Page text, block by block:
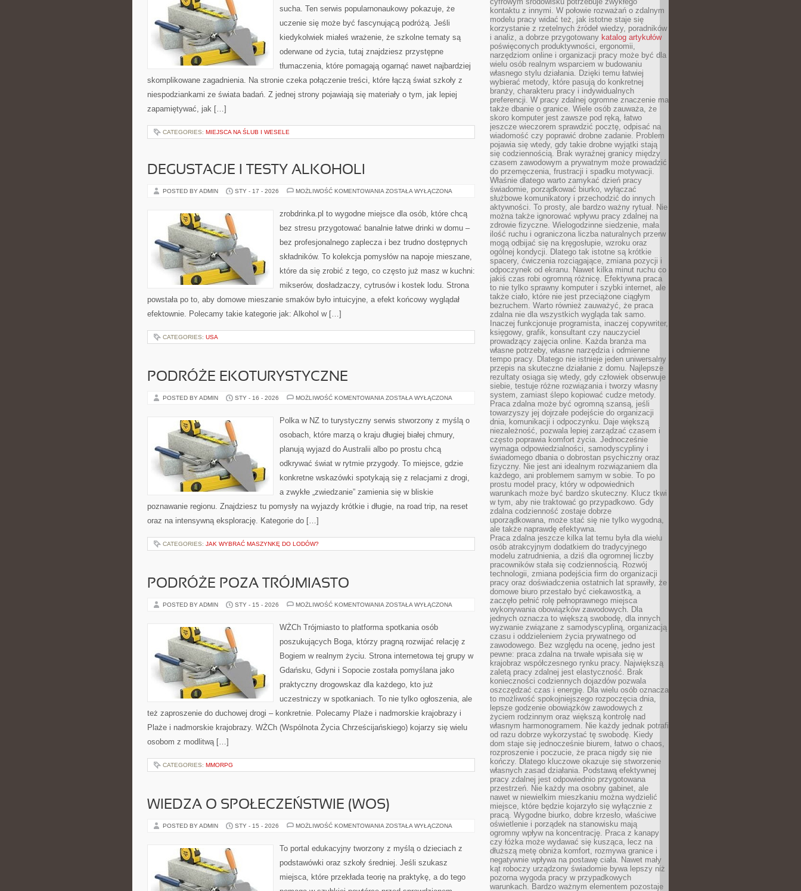
sucha. Ten serwis popularnonaukowy pokazuje, że
uczenie się może być fascynującą podróżą. Jeśli
kiedykolwiek miałeś wrażenie, że szkolne tematy są
oderwane od życia, tutaj znajdziesz przystępne
tłumaczenia, które pomagają ogarnąć nawet najbardziej
skomplikowane zagadnienia. Na stronie czeka połączenie treści, które łączą świat szkoły z
niespodziankami ze świata badań. Z jednej strony pojawiają się materiały o tym, jak lepiej
zapamiętywać, jak […]
CATEGORIES: MIEJSCA NA ŚLUB I WESELE
DEGUSTACJE I TESTY ALKOHOLI
POSTED BY ADMIN STY - 17 - 2026 MOŻLIWOŚĆ KOMENTOWANIA DEGUSTACJE
ALKOHOLI
ZOSTAŁA WYŁĄCZONA
zrobdrinka.pl to wygodne miejsce dla osób, które chcą
bez stresu przygotować banalnie łatwe drinki w domu –
bez profesjonalnego zaplecza i bez trudno dostępnych
składników. To kolekcja pomysłów na napoje mieszane,
które da się zrobić z tego, co często już masz w kuchni:
mikserów, dosładzaczy, cytrusów i kostek lodu. Strona
powstała po to, aby domowe mieszanie smaków było intuicyjne, a efekt końcowy wyglądał
efektownie. Polecamy takie kategorie jak: Alkohol w […]
CATEGORIES: USA
PODRÓŻE EKOTURYSTYCZNE
POSTED BY ADMIN STY - 16 - 2026 MOŻLIWOŚĆ KOMENTOWANIA PODRÓŻE
ZOSTAŁA WYŁĄCZONA
Polka w NZ to turystyczny serwis stworzony z myślą o
osobach, które marzą o kraju długiej białej chmury,
planują wyjazd do Australii albo po prostu chcą
odkrywać świat w rytmie przygody. To miejsce, gdzie
konkretne wskazówki spotykają się z relacjami z drogi,
a zwykłe „zwiedzanie” zamienia się w bliskie
poznawanie regionu. Znajdziesz tu pomysły na wyjazdy krótkie i długie, na road trip, na reset
oraz na intensywną eksplorację. Kategorie do […]
CATEGORIES: JAK WYBRAĆ MASZYNKĘ DO LODÓW?
PODRÓŻE POZA TRÓJMIASTO
POSTED BY ADMIN STY - 15 - 2026 MOŻLIWOŚĆ KOMENTOWANIA PODRÓŻE
ZOSTAŁA WYŁĄCZONA
WŻCh Trójmiasto to platforma spotkania osób
poszukujących Boga, którzy pragną rozwijać relację z
Bogiem w realnym życiu. Strona internetowa tej grupy w
Gdańsku, Gdyni i Sopocie została pomyślana jako
praktyczny drogowskaz dla każdego, kto już
uczestniczy w spotkaniach. To nie tylko ogłoszenia, ale
też zaproszenie do duchowej drogi – konkretnie. Polecamy Plaże i nadmorskie krajobrazy i
Plaże i nadmorskie krajobrazy. WŻCh (Wspólnota Życia Chrześcijańskiego) kojarzy się wielu
osobom z modlitwą […]
CATEGORIES: MMORPG
WIEDZA O SPOŁECZEŃSTWIE (WOS)
POSTED BY ADMIN STY - 15 - 2026 MOŻLIWOŚĆ KOMENTOWANIA WIEDZA
ZOSTAŁA WYŁĄCZONA
To portal edukacyjny tworzony z myślą o dzieciach z
podstawówki oraz szkoły średniej. Jeśli szukasz
miejsca, które przekłada teorię na praktykę, a do tego
kontaktu z innymi. W połowie rozważań o zdalnym
modelu pracy widać też, jak istotne staje się
korzystanie z rzetelnych źródeł wiedzy, poradników
i analiz, a dobrze przygotowany katalog artykułów
poświęconych produktywności, ergonomii,
narzędziom online i organizacji pracy może być dla
wielu osób realnym wsparciem w budowaniu
własnego stylu działania. Dzięki temu łatwiej
wybierać metody, które pasują do konkretnej
branży, charakteru pracy i indywidualnych
preferencji. W pracy zdalnej ogromne znaczenie ma
także dbanie o granice. Wiele osób zauważa, że
skoro komputer jest zawsze pod ręką, łatwo
jeszcze wieczorem sprawdzić pocztę, odpisać na
wiadomość czy poprawić drobne zadanie. Problem
pojawia się wtedy, gdy takie drobne wyjątki stają
się codziennością. Brak wyraźnej granicy między
czasem zawodowym a prywatnym może prowadzić
do przemęczenia, frustracji i spadku motywacji.
Właśnie dlatego warto zamykać dzień pracy
świadomie, porządkować biurko, wyłączać
służbowe komunikatory i przechodzić do innych
aktywności. To prosty, ale bardzo ważny rytuał. Nie
można także ignorować wpływu pracy zdalnej na
zdrowie fizyczne. Wielogodzinne siedzenie, mała
ilość ruchu i ograniczona liczba naturalnych przerw
mogą odbijać się na kręgosłupie, wzroku oraz
ogólnej kondycji. Dlatego tak istotne są krótkie
spacery, ćwiczenia rozciągające, zmiana pozycji i
odpoczynek od ekranu. Nawet kilka minut ruchu co
jakiś czas robi ogromną różnicę. Efektywna praca
to nie tylko sprawny komputer i szybki internet, ale
także ciało, które nie jest przeciążone ciągłym
bezruchem. Warto również zauważyć, że praca
zdalna nie dla wszystkich wygląda tak samo.
Inaczej funkcjonuje programista, inaczej copywriter,
księgowy, grafik, konsultant czy nauczyciel
prowadzący zajęcia online. Każda branża ma
własne potrzeby, własne narzędzia i odmienne
tempo pracy. Dlatego nie istnieje jeden uniwersalny
przepis na skuteczne działanie z domu. Najlepsze
rezultaty osiąga się wtedy, gdy człowiek obserwuje
siebie, testuje różne rozwiązania i tworzy własny
system, zamiast ślepo kopiować cudze metody.
Praca zdalna może być ogromną szansą, jeśli
towarzyszy jej dojrzałe podejście do organizacji
dnia, komunikacji i odpoczynku. Daje większą
niezależność, pozwala lepiej zarządzać czasem i
często poprawia komfort życia. Jednocześnie
wymaga odpowiedzialności, samodyscypliny i
świadomego dbania o dobrostan psychiczny oraz
fizyczny. Nie jest ani idealnym rozwiązaniem dla
każdego, ani problemem samym w sobie. To po
prostu model pracy, który w odpowiednich
warunkach może być bardzo skuteczny. Klucz tkwi
w tym, aby nie traktować go przypadkowo. Gdy
zdalna codzienność zostaje dobrze
uporządkowana, może stać się nie tylko wygodna,
ale także naprawdę efektywna.
Praca zdalna jeszcze kilka lat temu była dla wielu
osób atrakcyjnym dodatkiem do tradycyjnego
modelu zatrudnienia, a dziś dla ogromnej liczby
pracowników stała się codziennością. Rozwój
technologii, zmiana podejścia firm do organizacji
pracy oraz doświadczenia ostatnich lat sprawiły, że
domowe biuro przestało być ciekawostką, a
zaczęło pełnić rolę pełnoprawnego miejsca
wykonywania obowiązków zawodowych. Dla
jednych oznacza to większą swobodę, dla innych
wyzwanie związane z samodyscypliną, organizacją
czasu i oddzieleniem życia prywatnego od
zawodowego. Bez względu na ocenę, jedno jest
pewne: praca zdalna na trwałe wpisała się w
krajobraz współczesnego rynku pracy. Największą
zaletą pracy zdalnej jest elastyczność. Brak
konieczności codziennych dojazdów pozwala
oszczędzać czas i energię. Dla wielu osób oznacza
to możliwość spokojniejszego rozpoczęcia dnia,
lepsze godzenie obowiązków zawodowych z
życiem rodzinnym oraz większą kontrolę nad
własnym harmonogramem. Nie każdy jednak potrafi
od razu dobrze wykorzystać tę swobodę. Kiedy
dom staje się jednocześnie biurem, łatwo o chaos,
rozproszenie i poczucie, że praca nigdy się nie
kończy. Dlatego kluczowe okazuje się stworzenie
własnych zasad działania. Podstawą efektywnej
pracy zdalnej jest odpowiednio przygotowana
przestrzeń. Nie każdy ma osobny gabinet, ale
nawet w niewielkim mieszkaniu można wydzielić
miejsce, które będzie kojarzyło się wyłącznie z
pracą. Wygodne biurko, dobre krzesło, właściwe
oświetlenie i porządek na stanowisku mają
ogromny wpływ na koncentrację. Praca z kanapy
czy łóżka może wydawać się kusząca, lecz na
dłuższą metę obniża komfort, rozmywa granice i
negatywnie wpływa na postawę ciała. Nawet mały
kąt roboczy urządzony świadomie bywa lepszy niż
pozorna wygoda pracy w przypadkowych
warunkach. Bardzo ważnym elementem pozostaje